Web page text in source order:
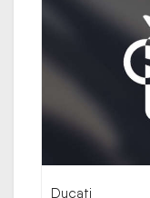
Ducati